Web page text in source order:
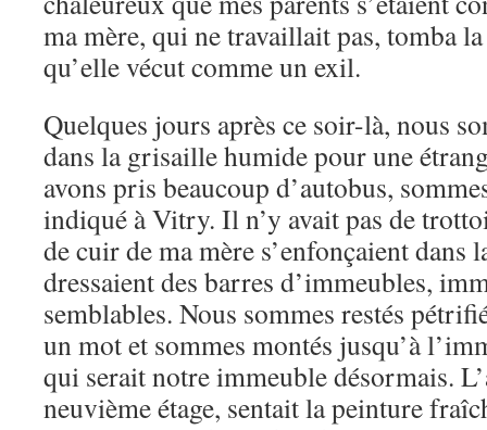
ma mère, qui ne travaillait pas, tomba
qu’elle vécut comme un exil.
Quelques jours après ce soir-là, nous
dans la grisaille humide pour une
avons pris beaucoup d’autobus,
indiqué à Vitry. Il n’y avait pas de
de cuir de ma mère s’enfonçaient dans
dressaient des barres d’immeubles,
semblables. Nous sommes restés
un mot et sommes montés jusqu’à
qui serait notre immeuble désormais.
neuvième étage, sentait la peinture